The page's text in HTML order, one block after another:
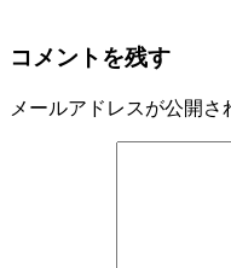
コメントを残す
メールアドレスが公開さ